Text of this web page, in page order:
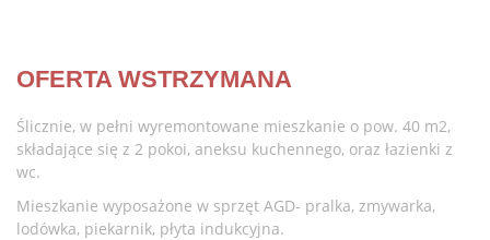
OFERTA WSTRZYMANA
Ślicznie, w pełni wyremontowane mieszkanie o pow. 40 m2,
składające się z 2 pokoi, aneksu kuchennego, oraz łazienki z
wc.
Mieszkanie wyposażone w sprzęt AGD- pralka, zmywarka,
lodówka, piekarnik, płyta indukcyjna.